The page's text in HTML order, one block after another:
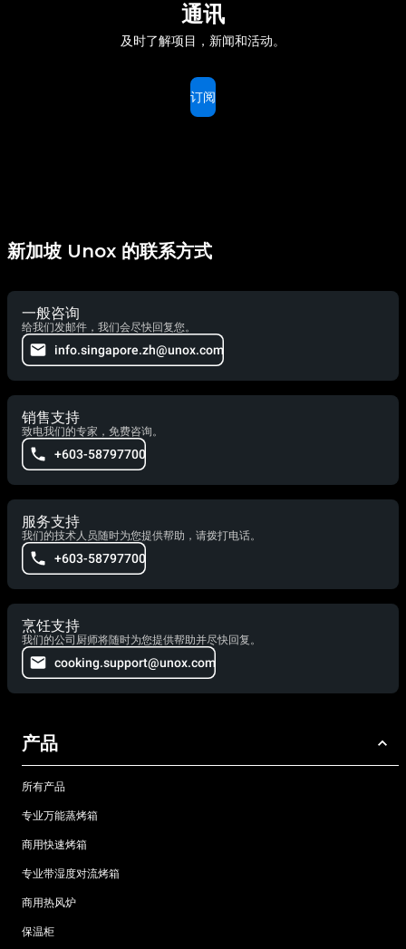
通讯
及时了解项目，新闻和活动。
订阅
新加坡 Unox 的联系方式
一般咨询
给我们发邮件，我们会尽快回复您。
info.singapore.zh@unox.com
销售支持
致电我们的专家，免费咨询。
+603-58797700
服务支持
我们的技术人员随时为您提供帮助，请拨打电话。
+603-58797700
烹饪支持
我们的公司厨师将随时为您提供帮助并尽快回复。
cooking.support@unox.com
产品
所有产品
专业万能蒸烤箱
商用快速烤箱
专业带湿度对流烤箱
商用热风炉
保温柜